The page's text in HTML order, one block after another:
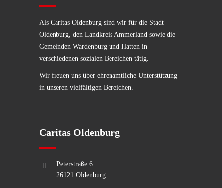
Als Caritas Oldenburg sind wir für die Stadt
Oldenburg, den Landkreis Ammerland sowie die
Gemeinden Wardenburg und Hatten in
verschiedenen sozialen Bereichen tätig.
Wir freuen uns über ehrenamtliche Unterstützung
in unseren vielfältigen Bereichen.
Caritas Oldenburg
Peterstraße 6
26121 Oldenburg